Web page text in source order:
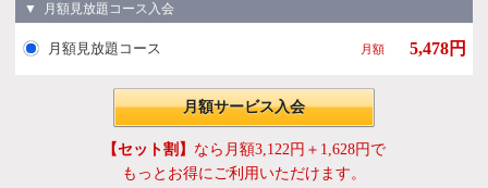
▼ 月額見放題コース入会
月額見放題コース 月額 5,478円
月額サービス入会
【セット割】 なら月額3,122円＋1,628円で
もっとお得にご利用いただけます。